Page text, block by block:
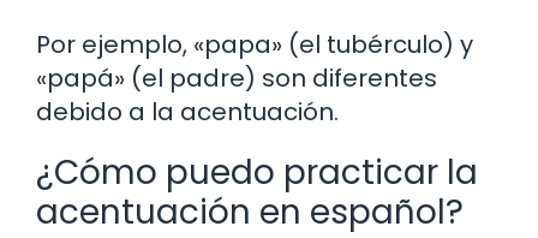
Por ejemplo, «papa» (el tubérculo) y
«papá» (el padre) son diferentes
debido a la acentuación.
¿Cómo puedo practicar la
acentuación en español?